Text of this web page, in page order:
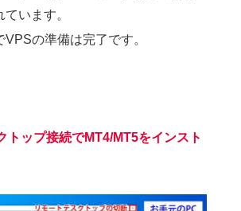
います。
VPSの準備は完了です。
トップ接続でMT4/MT5をインスト